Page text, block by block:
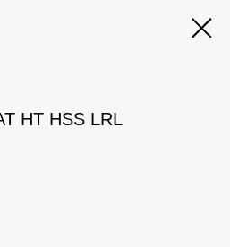
HT HSS LRL